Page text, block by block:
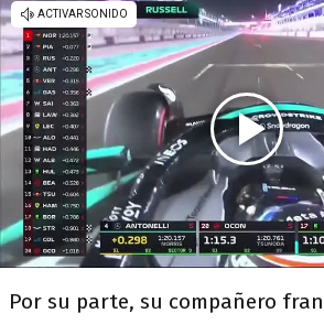
Por su parte, su compañero